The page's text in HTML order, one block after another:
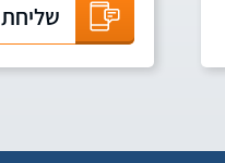
שליחת SMS ישיר